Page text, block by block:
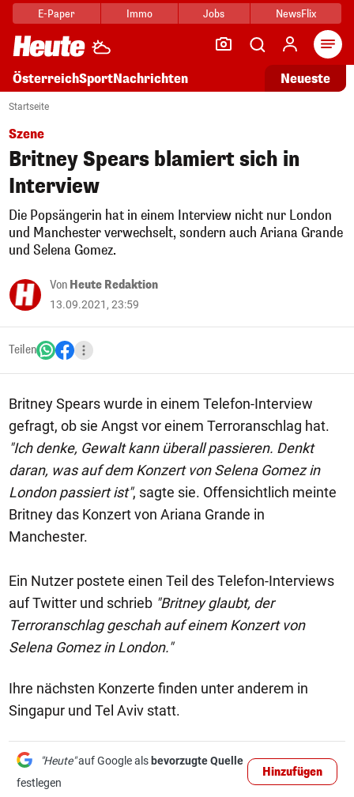
E-Paper Immo Jobs NewsFlix
ÖsterreichSportNachrichten Neueste
Startseite
Szene
Britney Spears blamiert sich in
Interview
Die Popsängerin hat in einem Interview nicht nur London
und Manchester verwechselt, sondern auch Ariana Grande
und Selena Gomez.
Von Heute Redaktion
13.09.2021, 23:59
Teilen
Britney Spears wurde in einem Telefon-Interview
gefragt, ob sie Angst vor einem Terroranschlag hat.
"Ich denke, Gewalt kann überall passieren. Denkt
daran, was auf dem Konzert von Selena Gomez in
London passiert ist", sagte sie. Offensichtlich meinte
Britney das Konzert von Ariana Grande in
Manchester.
Ein Nutzer postete einen Teil des Telefon-Interviews
auf Twitter und schrieb "Britney glaubt, der
Terroranschlag geschah auf einem Konzert von
Selena Gomez in London."
Ihre nächsten Konzerte finden unter anderem in
Singapur und Tel Aviv statt.
"Heute"auf Google als bevorzugte Quelle
festlegen
Hinzufügen